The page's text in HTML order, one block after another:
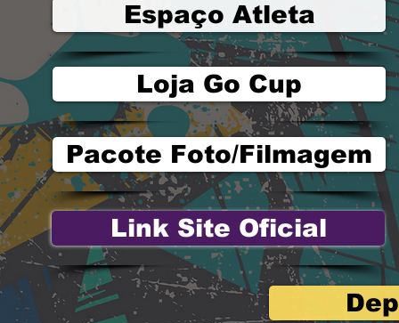
Espaço Atleta
Loja Go Cup
Pacote Foto/Filmagem
Link Site Oficial